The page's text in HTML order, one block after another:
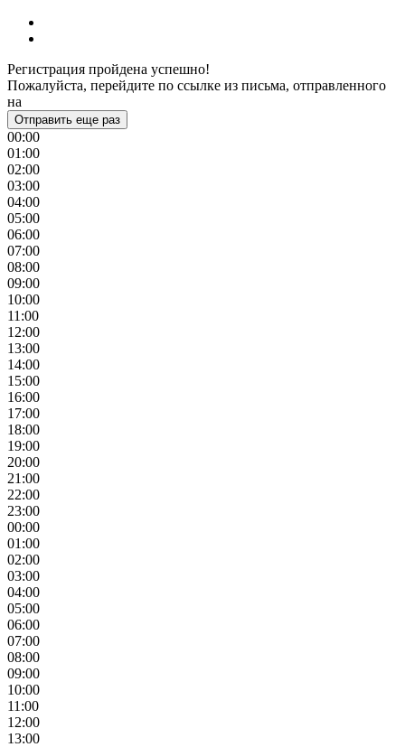
Регистрация пройдена успешно!
Пожалуйста, перейдите по ссылке из письма, отправленного
на
Отправить еще раз
00:00
01:00
02:00
03:00
04:00
05:00
06:00
07:00
08:00
09:00
10:00
11:00
12:00
13:00
14:00
15:00
16:00
17:00
18:00
19:00
20:00
21:00
22:00
23:00
00:00
01:00
02:00
03:00
04:00
05:00
06:00
07:00
08:00
09:00
10:00
11:00
12:00
13:00